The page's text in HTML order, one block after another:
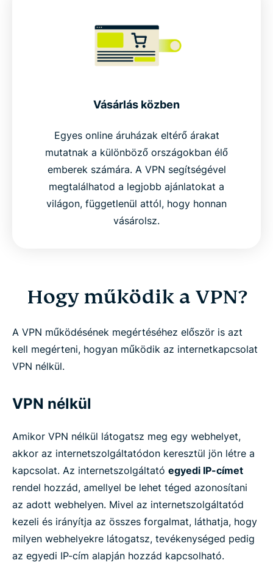
Vásárlás közben
Egyes online áruházak eltérő árakat
mutatnak a különböző országokban élő
emberek számára. A VPN segítségével
megtalálhatod a legjobb ajánlatokat a
világon, függetlenül attól, hogy honnan
vásárolsz.
Hogy működik a VPN?
A VPN működésének megértéséhez először is azt
kell megérteni, hogyan működik az internetkapcsolat
VPN nélkül.
VPN nélkül
Amikor VPN nélkül látogatsz meg egy webhelyet,
akkor az internetszolgáltatódon keresztül jön létre a
kapcsolat. Az internetszolgáltató egyedi IP-címet
rendel hozzád, amellyel be lehet téged azonosítani
az adott webhelyen. Mivel az internetszolgáltatód
kezeli és irányítja az összes forgalmat, láthatja, hogy
milyen webhelyekre látogatsz, tevékenységed pedig
az egyedi IP-cím alapján hozzád kapcsolható.